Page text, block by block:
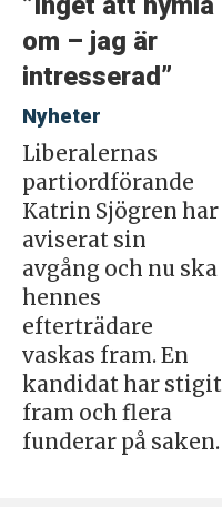
om – jag är
intresserad”
Nyheter
Liberalernas
partiordförande
Katrin Sjögren har
aviserat sin
avgång och nu ska
hennes
efterträdare
vaskas fram. En
kandidat har stigit
fram och flera
funderar på saken.